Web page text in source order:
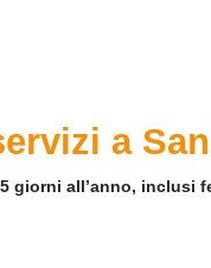
a
giorni all’anno, inclusi